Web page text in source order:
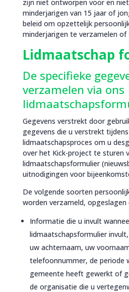
zijn niet ontworpen voor en
minderjarigen van 15 jaar of
beleid om opzettelijk
minderjarigen te verzamelen of
Lidmaatschap
De specifieke
verzamelen via ons
Gegevens verstrekt door
gegevens die u verstrekt
lidmaatschapsproces om u
over het Kick-project te sturen
lidmaatschapsformulier
uitnodigingen voor
De volgende soorten
worden verzameld, opgeslagen
Informatie die u invult
lidmaatschapsformulier
uw achternaam, uw
telefoonnummer, de periode
gemeente heeft gewerkt of
de organisatie die u